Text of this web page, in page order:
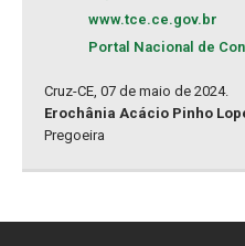
www.tce.ce.gov.br
Portal Nacional de
Cruz-CE, 07 de maio de 2024.
Erochânia Acácio Pinho
Pregoeira